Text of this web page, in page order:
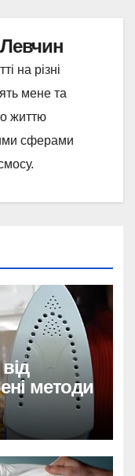
на різні
мене та
життю
сферами
методи